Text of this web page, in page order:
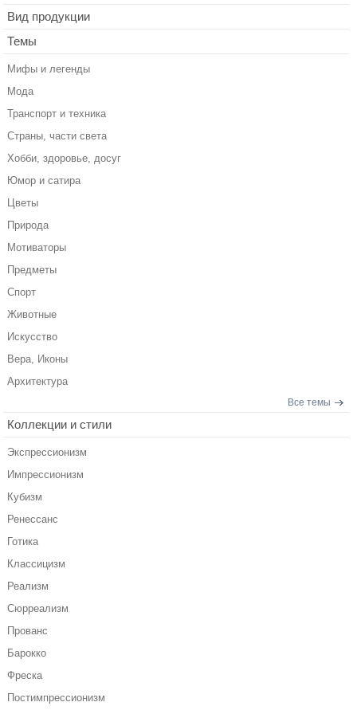
Вид продукции
Темы
Мифы и легенды
Мода
Транспорт и техника
Страны, части света
Хобби, здоровье, досуг
Юмор и сатира
Цветы
Природа
Мотиваторы
Предметы
Спорт
Животные
Искусство
Вера, Иконы
Архитектура
Все темы
Коллекции и стили
Экспрессионизм
Импрессионизм
Кубизм
Ренессанс
Готика
Классицизм
Реализм
Сюрреализм
Прованс
Барокко
Фреска
Постимпрессионизм